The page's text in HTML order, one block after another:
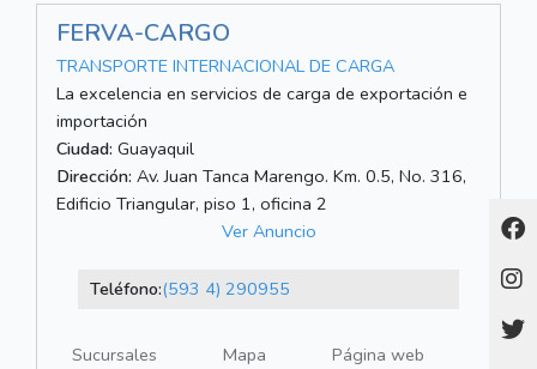
FERVA-CARGO
TRANSPORTE INTERNACIONAL DE CARGA
La excelencia en servicios de carga de exportación e
importación
Ciudad: Guayaquil
Dirección: Av. Juan Tanca Marengo. Km. 0.5, No. 316,
Edificio Triangular, piso 1, oficina 2
Ver Anuncio
Teléfono:(593 4) 290955
Sucursales Mapa
Página web